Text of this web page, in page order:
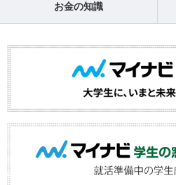
お金の知識